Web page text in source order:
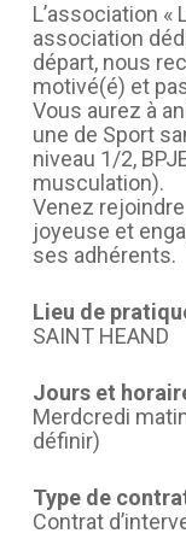
L’association «
association
départ, nous
motivé(é) et
Vous aurez à
une de Sport
niveau 1/2,
musculation).
Venez
joyeuse et
ses adhérents.
Lieu de
SAINT HEAND
Jours et
Merdcredi
définir)
Type de
Contrat